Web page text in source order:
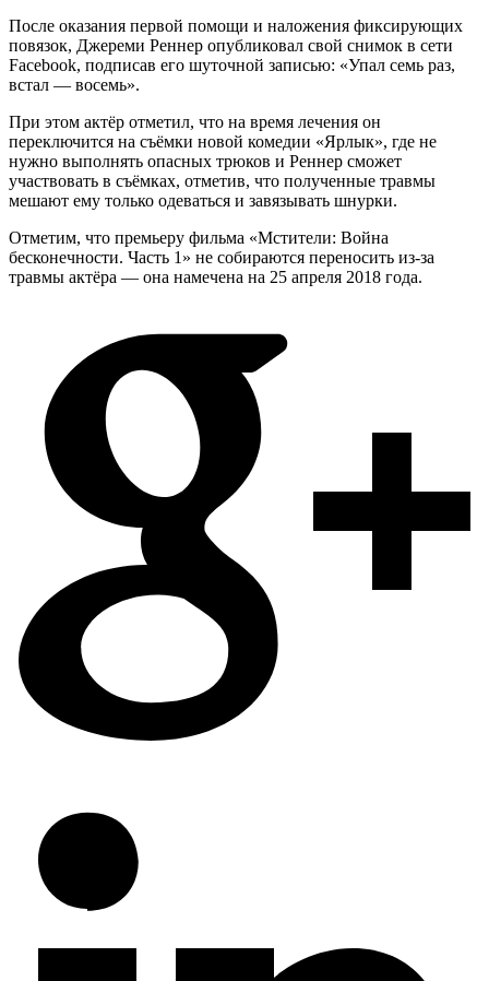
После оказания первой помощи и наложения фиксирующих
повязок, Джереми Реннер опубликовал свой снимок в сети
Facebook, подписав его шуточной записью: «Упал семь раз,
встал — восемь».
При этом актёр отметил, что на время лечения он
переключится на съёмки новой комедии «Ярлык», где не
нужно выполнять опасных трюков и Реннер сможет
участвовать в съёмках, отметив, что полученные травмы
мешают ему только одеваться и завязывать шнурки.
Отметим, что премьеру фильма «Мстители: Война
бесконечности. Часть 1» не собираются переносить из-за
травмы актёра — она намечена на 25 апреля 2018 года.